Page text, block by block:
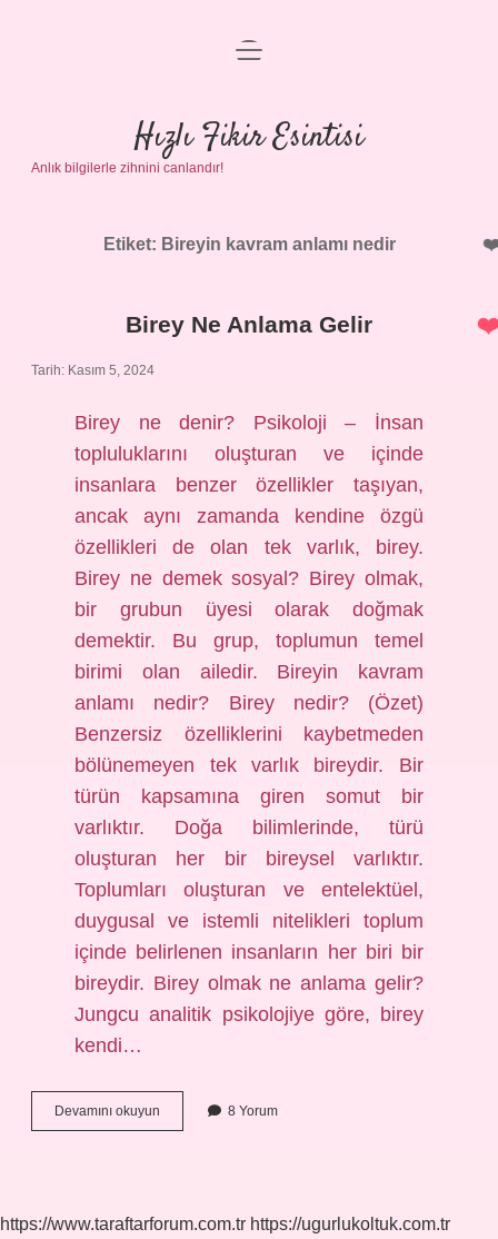
Anasayfa
Gizlilik Politikası
Yasal Uyarı
menüyü
Hızlı Fikir Esintisi
Anlık bilgilerle zihnini canlandır!
Etiket: Bireyin kavram anlamı nedir
Birey Ne Anlama Gelir
Tarih: Kasım 5, 2024
Birey ne denir? Psikoloji – İnsan
topluluklarını oluşturan ve içinde
insanlara benzer özellikler taşıyan,
ancak aynı zamanda kendine özgü
özellikleri de olan tek varlık, birey.
Birey ne demek sosyal? Birey olmak,
bir grubun üyesi olarak doğmak
demektir. Bu grup, toplumun temel
birimi olan ailedir. Bireyin kavram
anlamı nedir? Birey nedir? (Özet)
Benzersiz özelliklerini kaybetmeden
bölünemeyen tek varlık bireydir. Bir
türün kapsamına giren somut bir
varlıktır. Doğa bilimlerinde, türü
oluşturan her bir bireysel varlıktır.
Toplumları oluşturan ve entelektüel,
duygusal ve istemli nitelikleri toplum
içinde belirlenen insanların her biri bir
bireydir. Birey olmak ne anlama gelir?
Jungcu analitik psikolojiye göre, birey
kendi…
Devamını okuyun
Ne
8 Yorum
https://www.taraftarforum.com.tr https://ugurlukoltuk.com.tr